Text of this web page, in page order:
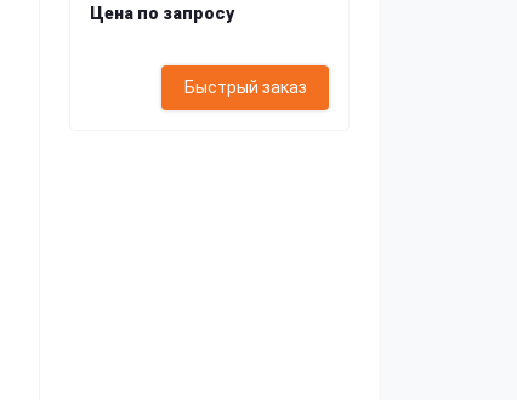
Цена по запросу
Быстрый заказ